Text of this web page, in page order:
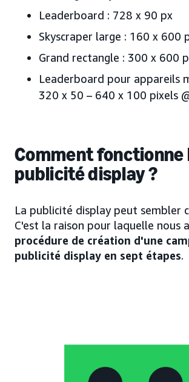
Leaderboard : 728 x 90 px
Skyscraper large : 160 x 600
Grand rectangle : 300 x 600
Leaderboard pour appareils
320 x 50 – 640 x 100 pixels
Comment fonctionne
publicité display ?
La publicité display peut sembler
C'est la raison pour laquelle nous
procédure de création d'une
publicité display en sept étapes.